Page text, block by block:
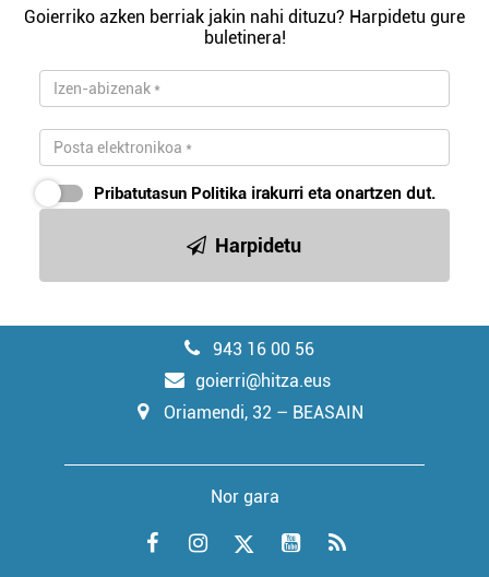
Goierriko azken berriak jakin nahi dituzu? Harpidetu gure
buletinera!
Pribatutasun Politika irakurri eta onartzen dut.
Harpidetu
943 16 00 56
goierri@hitza.eus
Oriamendi, 32 – BEASAIN
Nor gara